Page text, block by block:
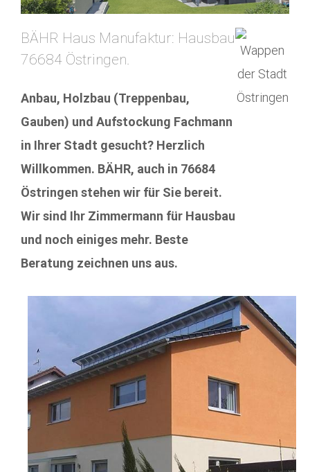
BÄHR Haus Manufaktur: Hausbau
76684 Östringen.
Anbau, Holzbau (Treppenbau,
Gauben) und Aufstockung Fachmann
in Ihrer Stadt gesucht? Herzlich
Willkommen. BÄHR, auch in 76684
Östringen stehen wir für Sie bereit.
Wir sind Ihr Zimmermann für Hausbau
und noch einiges mehr. Beste
Beratung zeichnen uns aus.